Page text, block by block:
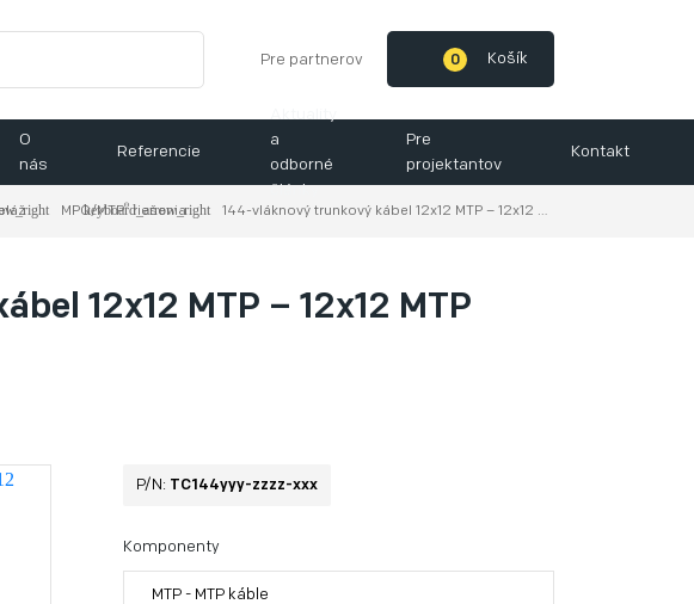
Pre partnerov 0 Košík
O
nás
Referencie
a
odborné
články
Pre
projektantov
Kontakt
MPO/MTP®​ riešenia 144-vláknový trunkový kábel 12x12 MTP – 12x12 MTP
12x12 MTP – 12x12 MTP
P/N: TC144yyy-zzzz-xxx
Komponenty
MTP - MTP káble